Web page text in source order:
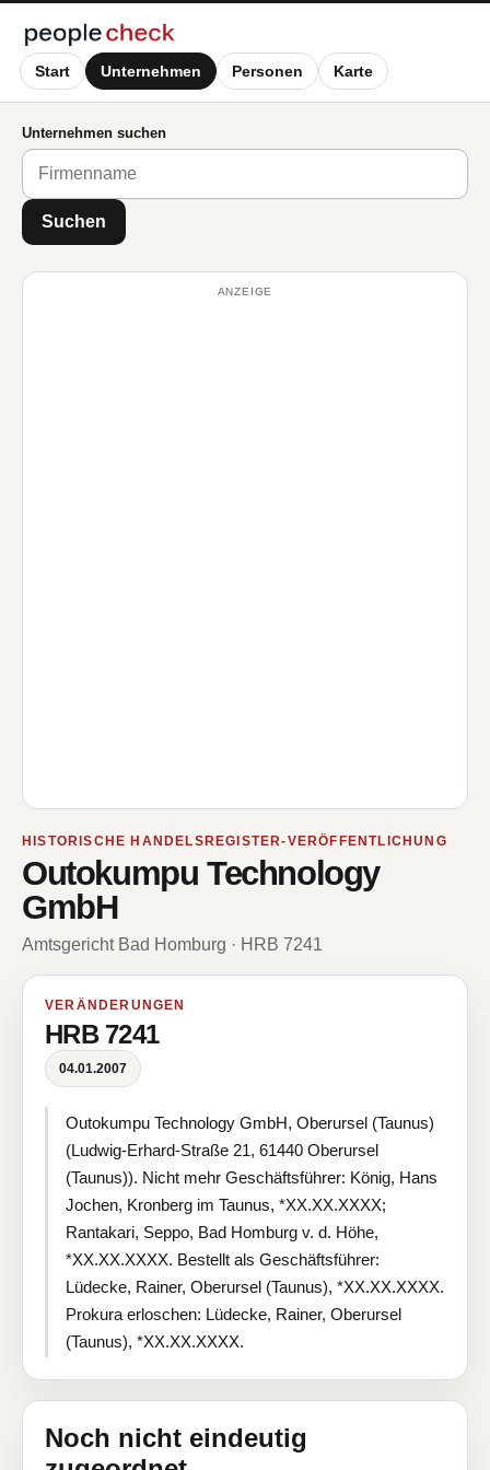
Start Unternehmen Personen Karte
Unternehmen suchen
Suchen
ANZEIGE
HISTORISCHE HANDELSREGISTER-VERÖFFENTLICHUNG
Outokumpu Technology
GmbH
Amtsgericht Bad Homburg · HRB 7241
VERÄNDERUNGEN
HRB 7241
04.01.2007
Outokumpu Technology GmbH, Oberursel (Taunus)
(Ludwig-Erhard-Straße 21, 61440 Oberursel
(Taunus)). Nicht mehr Geschäftsführer: König, Hans
Jochen, Kronberg im Taunus, *XX.XX.XXXX;
Rantakari, Seppo, Bad Homburg v. d. Höhe,
*XX.XX.XXXX. Bestellt als Geschäftsführer:
Lüdecke, Rainer, Oberursel (Taunus), *XX.XX.XXXX.
Prokura erloschen: Lüdecke, Rainer, Oberursel
(Taunus), *XX.XX.XXXX.
Noch nicht eindeutig